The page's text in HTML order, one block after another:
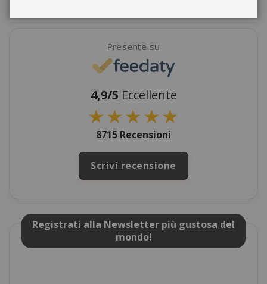
Presente su
4,9/5 Eccellente
★★★★★
8715 Recensioni
Scrivi recensione
Registrati alla Newsletter più gustosa del
mondo!